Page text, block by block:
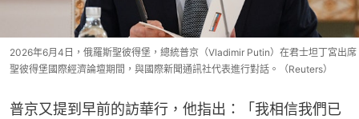
2026年6月4日，俄羅斯聖彼得堡，總統普京（Vladimir Putin）在君士坦丁宮出席
聖彼得堡國際經濟論壇期間，與國際新聞通訊社代表進行對話。（Reuters）
普京又提到早前的訪華行，他指出：「我相信我們已